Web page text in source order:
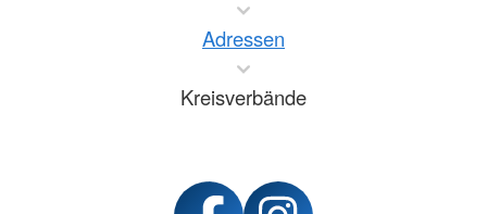
Adressen
Kreisverbände